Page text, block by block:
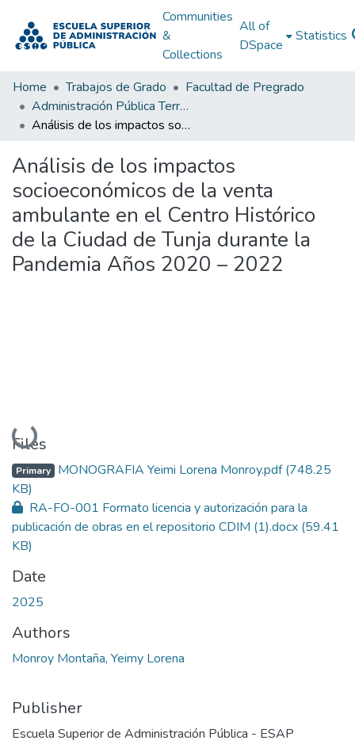
Communities
&
Collections
All of
DSpace
Statistics
Home Trabajos de Grado
Facultad de Pregrado
Administración Pública Territorial (APT)
Análisis de los impactos socioeconómicos de la venta ambulante en el Centro Histórico de la Ciudad de Tunja durante la Pandemia Años 2020 – 2022
Análisis de los impactos
socioeconómicos de la venta
ambulante en el Centro Histórico
de la Ciudad de Tunja durante la
Pandemia Años 2020 – 2022
Loading...
Files
Primary MONOGRAFIA Yeimi Lorena Monroy.pdf(748.25
KB)
RA-FO-001 Formato licencia y autorización para la
publicación de obras en el repositorio CDIM (1).docx (59.41
KB)
Date
2025
Authors
Monroy Montaña, Yeimy Lorena
Publisher
Escuela Superior de Administración Pública - ESAP